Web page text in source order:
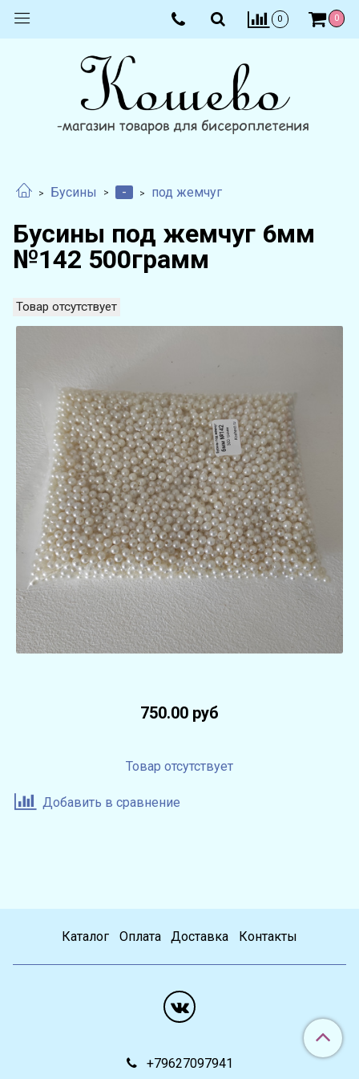
0 0
Бусины - под жемчуг
Бусины под жемчуг 6мм
№142 500грамм
Товар отсутствует
750.00 руб
Товар отсутствует
Добавить в сравнение
Каталог Оплата Доставка Контакты
+79627097941